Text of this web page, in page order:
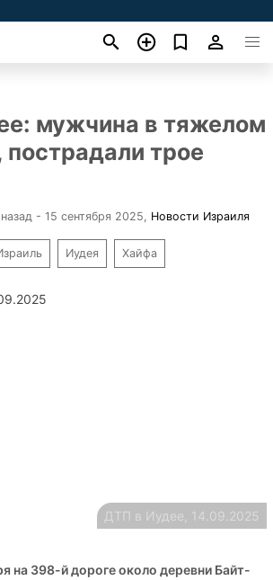
мужчина в тяжелом
пострадали трое
- 15 сентября 2025 Новости Израиля
Иудея Хайфа
ДТП в Иудее, 14.09.2025
на 398-й дороге около деревни Байт-